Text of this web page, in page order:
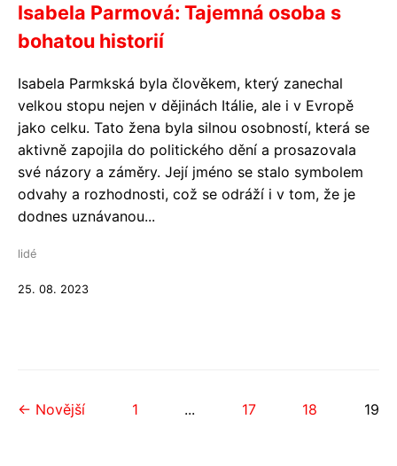
Isabela Parmová: Tajemná osoba s
bohatou historií
Isabela Parmkská byla člověkem, který zanechal
velkou stopu nejen v dějinách Itálie, ale i v Evropě
jako celku. Tato žena byla silnou osobností, která se
aktivně zapojila do politického dění a prosazovala
své názory a záměry. Její jméno se stalo symbolem
odvahy a rozhodnosti, což se odráží i v tom, že je
dodnes uznávanou...
lidé
25. 08. 2023
← Novější 1 ... 17 18 19